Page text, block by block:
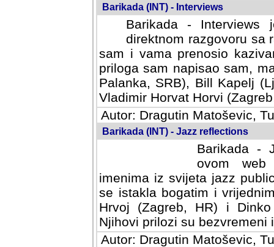
Barikada (INT) - Interviews
Barikada -
direktnom razgovoru sa
sam i vama prenosio
priloga sam napisao sam,
Palanka, SRB), Bill Kapelj
Vladimir Horvat Horvi
Autor: Dragutin Matoševic,
Barikada (INT) - Jazz reflections
Barikada -
ovom web
imenima iz svijeta jazz
se istakla bogatim i
Hrvoj (Zagreb, HR) i
Njihovi prilozi su bezvremeni
Autor: Dragutin Matoševic,